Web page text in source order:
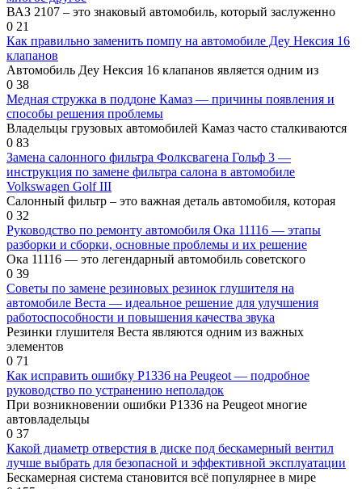
ВАЗ 2107 – это знаковый автомобиль, который заслуженно
0 21
Как правильно заменить помпу на автомобиле Деу Нексия 16
клапанов
Автомобиль Деу Нексия 16 клапанов является одним из
0 38
Медная стружка в поддоне Камаз — причины появления и
способы решения проблемы
Владельцы грузовых автомобилей Камаз часто сталкиваются
0 83
Замена салонного фильтра Фолксвагена Гольф 3 —
инструкция по замене фильтра салона в автомобиле
Volkswagen Golf III
Салонный фильтр – это важная деталь автомобиля, которая
0 32
Руководство по ремонту автомобиля Ока 11116 — этапы
разборки и сборки, основные проблемы и их решение
Ока 11116 — это легендарный автомобиль советского
0 39
Советы по замене резиновых резинок глушителя на
автомобиле Веста — идеальное решение для улучшения
работоспособности и повышения качества звука
Резинки глушителя Веста являются одним из важных
элементов
0 71
Как исправить ошибку Р1336 на Peugeot — подробное
руководство по устранению неполадок
При возникновении ошибки Р1336 на Peugeot многие
автовладельцы
0 37
Какой диаметр отверстия в диске под бескамерный вентил
лучше выбрать для безопасной и эффективной эксплуатации
Бескамерная система становится всё популярнее в мире